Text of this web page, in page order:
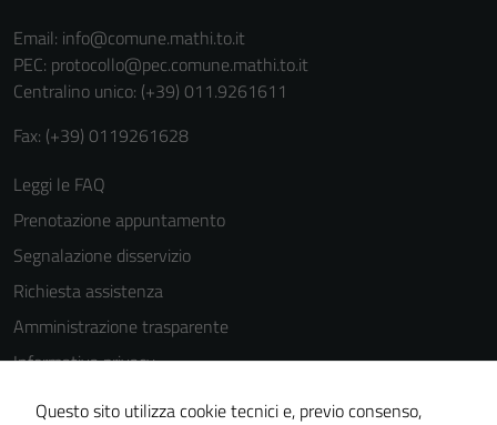
Email: info@comune.mathi.to.it
PEC: protocollo@pec.comune.mathi.to.it
Centralino unico: (+39) 011.9261611
Fax: (+39) 0119261628
Leggi le FAQ
Prenotazione appuntamento
Segnalazione disservizio
Richiesta assistenza
Amministrazione trasparente
Informativa privacy
Cookie Policy
Questo sito utilizza cookie tecnici e, previo consenso,